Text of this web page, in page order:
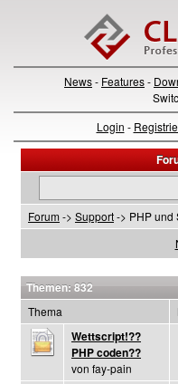
News- Features-
Login -
Forum-> Support-> PHP und
Themen: 832
Thema
Wettscript!??
PHP coden??
von fay-pain